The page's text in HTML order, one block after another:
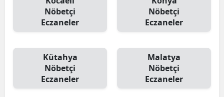
Nöbetçi
Eczaneler
Nöbetçi
Eczaneler
Kütahya
Nöbetçi
Eczaneler
Malatya
Nöbetçi
Eczaneler